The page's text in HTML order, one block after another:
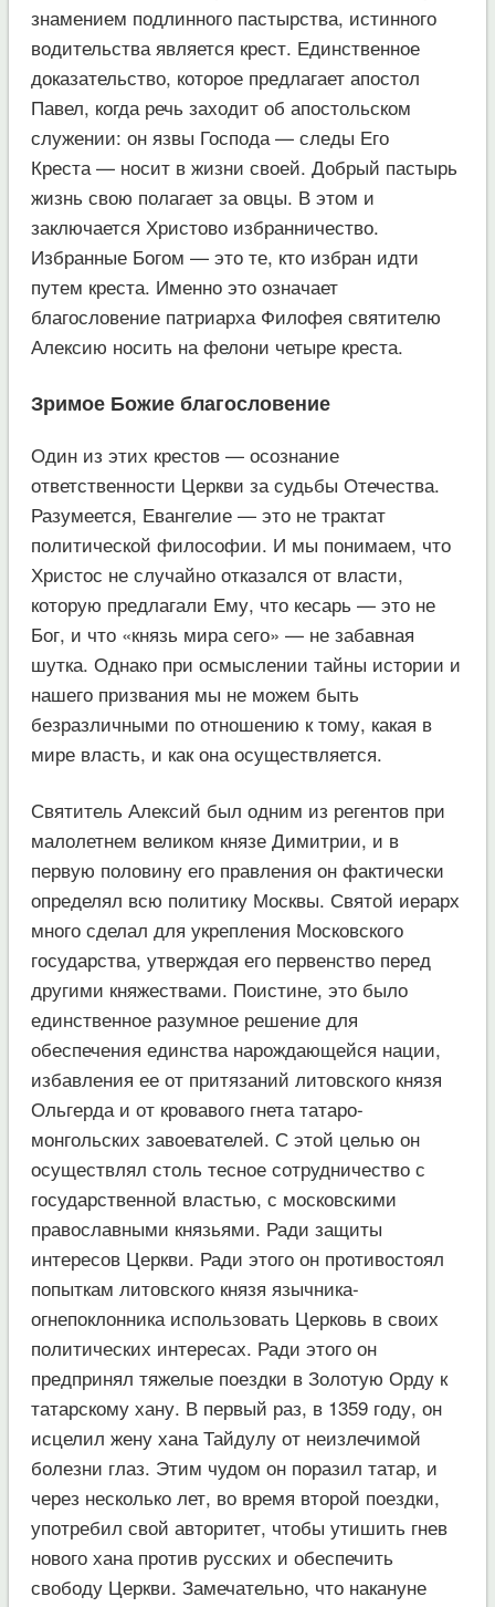
знамением подлинного пастырства, истинного
водительства является крест. Единственное
доказательство, которое предлагает апостол
Павел, когда речь заходит об апостольском
служении: он язвы Господа — следы Его
Креста — носит в жизни своей. Добрый пастырь
жизнь свою полагает за овцы. В этом и
заключается Христово избранничество.
Избранные Богом — это те, кто избран идти
путем креста. Именно это означает
благословение патриарха Филофея святителю
Алексию носить на фелони четыре креста.
Зримое Божие благословение
Один из этих крестов — осознание
ответственности Церкви за судьбы Отечества.
Разумеется, Евангелие — это не трактат
политической философии. И мы понимаем, что
Христос не случайно отказался от власти,
которую предлагали Ему, что кесарь — это не
Бог, и что «князь мира сего» — не забавная
шутка. Однако при осмыслении тайны истории и
нашего призвания мы не можем быть
безразличными по отношению к тому, какая в
мире власть, и как она осуществляется.
Святитель Алексий был одним из регентов при
малолетнем великом князе Димитрии, и в
первую половину его правления он фактически
определял всю политику Москвы. Святой иерарх
много сделал для укрепления Московского
государства, утверждая его первенство перед
другими княжествами. Поистине, это было
единственное разумное решение для
обеспечения единства нарождающейся нации,
избавления ее от притязаний литовского князя
Ольгерда и от кровавого гнета татаро-
монгольских завоевателей. С этой целью он
осуществлял столь тесное сотрудничество с
государственной властью, с московскими
православными князьями. Ради защиты
интересов Церкви. Ради этого он противостоял
попыткам литовского князя язычника-
огнепоклонника использовать Церковь в своих
политических интересах. Ради этого он
предпринял тяжелые поездки в Золотую Орду к
татарскому хану. В первый раз, в 1359 году, он
исцелил жену хана Тайдулу от неизлечимой
болезни глаз. Этим чудом он поразил татар, и
через несколько лет, во время второй поездки,
употребил свой авторитет, чтобы утишить гнев
нового хана против русских и обеспечить
свободу Церкви. Замечательно, что накануне